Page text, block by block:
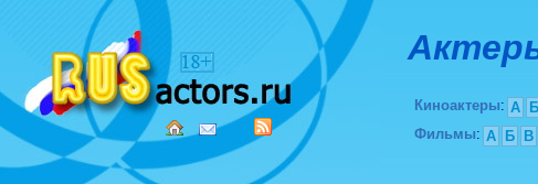
Киноактеры: А Б
Фильмы: А Б В